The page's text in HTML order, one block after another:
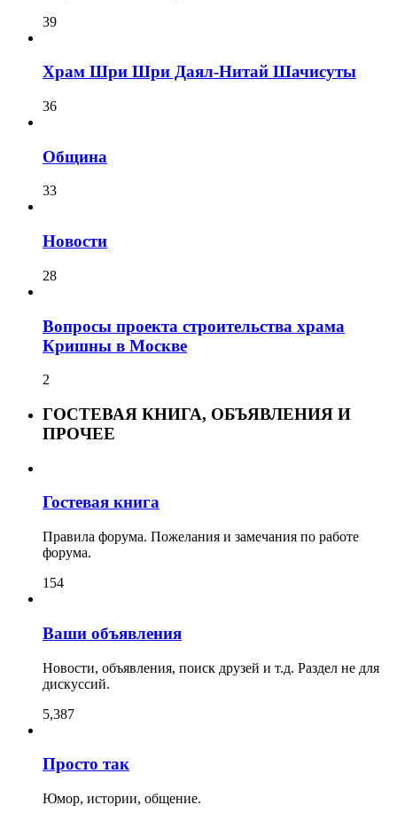
39
Храм Шри Шри Даял-Нитай Шачисуты
36
Община
33
Новости
28
Вопросы проекта строительства храма
Кришны в Москве
2
ГОСТЕВАЯ КНИГА, ОБЪЯВЛЕНИЯ И
ПРОЧЕЕ
Гостевая книга
Правила форума. Пожелания и замечания по работе
форума.
154
Ваши объявления
Новости, объявления, поиск друзей и т.д. Раздел не для
дискуссий.
5,387
Просто так
Юмор, истории, общение.